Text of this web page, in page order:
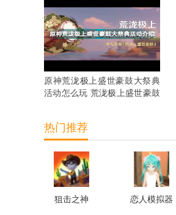
原神荒泷极上盛世豪鼓大祭典
活动怎么玩 荒泷极上盛世豪鼓
热门推荐
狙击之神 恋人模拟器